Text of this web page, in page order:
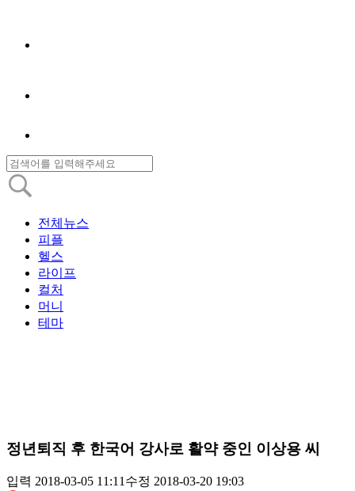
전체뉴스
피플
헬스
라이프
컬처
머니
테마
정년퇴직 후 한국어 강사로 활약 중인 이상용 씨
입력 2018-03-05 11:11수정 2018-03-20 19:03